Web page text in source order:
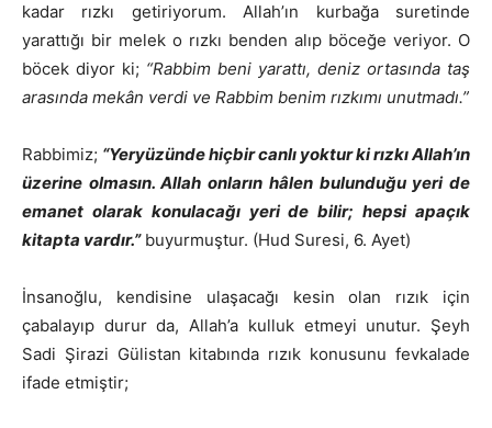
kadar rızkı getiriyorum. Allah’ın kurbağa suretinde
yarattığı bir melek o rızkı benden alıp böceğe veriyor. O
böcek diyor ki; “Rabbim beni yarattı, deniz ortasında taş
arasında mekân verdi ve Rabbim benim rızkımı unutmadı.”
Rabbimiz; “Yeryüzünde hiçbir canlı yoktur ki rızkı Allah’ın
üzerine olmasın. Allah onların hâlen bulunduğu yeri de
emanet olarak konulacağı yeri de bilir; hepsi apaçık
kitapta vardır.”buyurmuştur. (Hud Suresi, 6. Ayet)
İnsanoğlu, kendisine ulaşacağı kesin olan rızık için
çabalayıp durur da, Allah’a kulluk etmeyi unutur. Şeyh
Sadi Şirazi Gülistan kitabında rızık konusunu fevkalade
ifade etmiştir;